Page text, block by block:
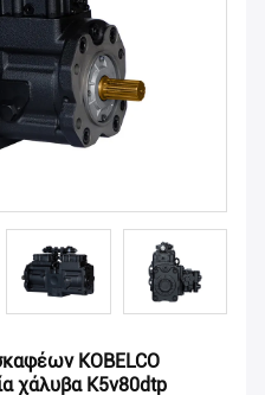
KOBELCO
χάλυβα K5v80dtp